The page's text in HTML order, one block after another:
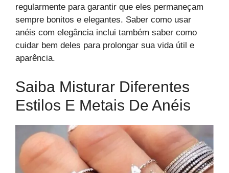
regularmente para garantir que eles permaneçam
sempre bonitos e elegantes. Saber como usar
anéis com elegância inclui também saber como
cuidar bem deles para prolongar sua vida útil e
aparência.
Saiba Misturar Diferentes
Estilos E Metais De Anéis